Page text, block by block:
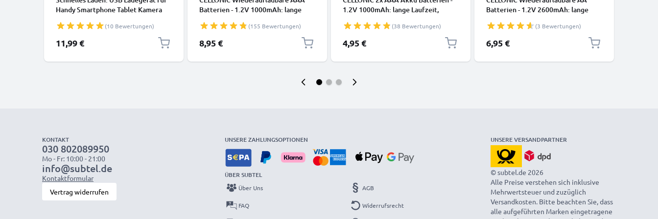
Handy Smartphone Tablet Kamera
3A / 15W Schnellladegerät,
Ladestecker / USB Lader
(10 Bewertungen)
11,99 €
Batterien - 1.2V 1000mAh: lange
Fernbedienung Telefon Babyphone
Solarlampe - Akkubatterie:
aufladbare NiMH Akku AAA Micro
(155 Bewertungen)
8,95 €
1.2V 1000mAh: lange Laufzeit,
Batterien f. Fernbedienung Telefon
Babyphone Solarlampe: aufladbare
NiMH Akkus AAA Micro R03 LR03
(38 Bewertungen)
4,95 €
Batterien - 1.2V 2600mAh: lange
Controller Kamera
Fahrradbeleuchtung Telefon GPS
Navigation Funkgeräte -
(3 Bewertungen)
6,95 €
KONTAKT
030 802089950
Mo - Fr: 10:00 - 21:00
info@subtel.de
Kontaktformular
Vertrag widerrufen
UNSERE ZAHLUNGSOPTIONEN
ÜBER SUBTEL
Über Uns
FAQ
AGB
Widerrufsrecht
UNSERE VERSANDPARTNER
© subtel.de 2026
Alle Preise verstehen sich inklusive
Mehrwertsteuer und zuzüglich
Versandkosten. Bitte beachten Sie, dass
alle aufgeführten Marken eingetragene